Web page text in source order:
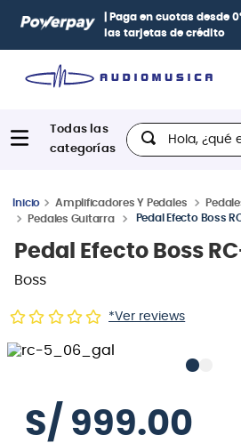
| Paga en cuotas desde
las tarjetas de crédito
Hola, ¿qué
Amplificadores Y Pedales
Pedales Guitarra
Pedal Efecto Boss
Pedal Efecto Boss
Boss
*Ver reviews
S/ 999.00